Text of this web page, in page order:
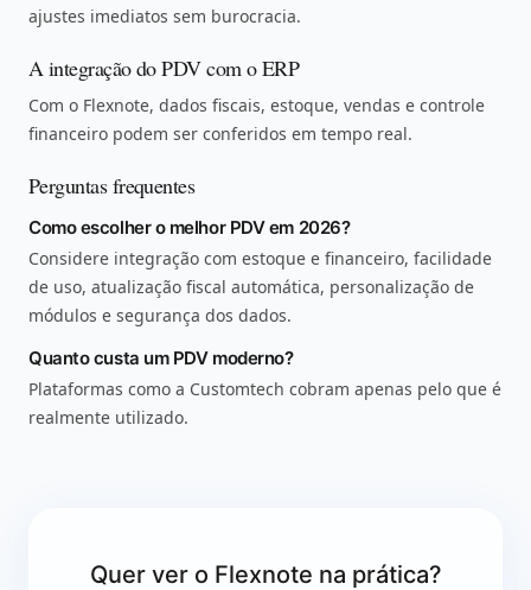
ajustes imediatos sem burocracia.
A integração do PDV com o ERP
Com o Flexnote, dados fiscais, estoque, vendas e controle
financeiro podem ser conferidos em tempo real.
Perguntas frequentes
Como escolher o melhor PDV em 2026?
Considere integração com estoque e financeiro, facilidade
de uso, atualização fiscal automática, personalização de
módulos e segurança dos dados.
Quanto custa um PDV moderno?
Plataformas como a Customtech cobram apenas pelo que é
realmente utilizado.
Quer ver o Flexnote na prática?